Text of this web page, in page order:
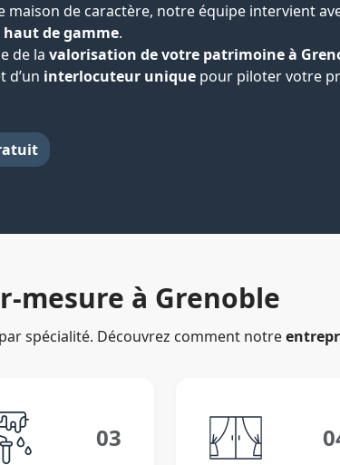
maison de caractère, notre équipe intervient
de gamme.
de la valorisation de votre patrimoine à
d’un interlocuteur unique pour piloter votre
mesure à Grenoble
spécialité. Découvrez comment notre
03